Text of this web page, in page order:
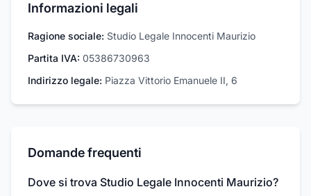
Informazioni legali
Ragione sociale: Studio Legale Innocenti Maurizio
Partita IVA: 05386730963
Indirizzo legale: Piazza Vittorio Emanuele II, 6
Domande frequenti
Dove si trova Studio Legale Innocenti Maurizio?